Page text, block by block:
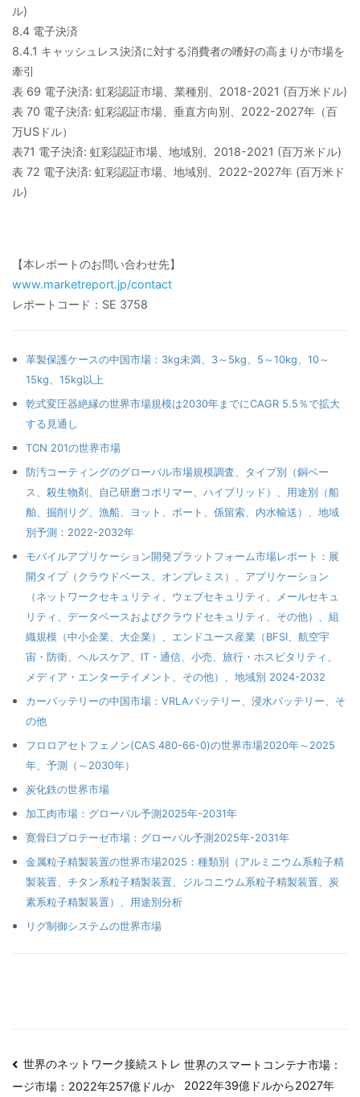
ル)
8.4 電子決済
8.4.1 キャッシュレス決済に対する消費者の嗜好の高まりが市場を
牽引
表 69 電子決済: 虹彩認証市場、業種別、2018-2021 (百万米ドル)
表 70 電子決済: 虹彩認証市場、垂直方向別、2022-2027年（百
万USドル）
表71 電子決済: 虹彩認証市場、地域別、2018-2021 (百万米ドル)
表 72 電子決済: 虹彩認証市場、地域別、2022-2027年 (百万米ド
ル)
【本レポートのお問い合わせ先】
www.marketreport.jp/contact
レポートコード：SE 3758
革製保護ケースの中国市場：3kg未満、3～5kg、5～10kg、10～
15kg、15kg以上
乾式変圧器絶縁の世界市場規模は2030年までにCAGR 5.5％で拡大
する見通し
TCN 201の世界市場
防汚コーティングのグローバル市場規模調査、タイプ別（銅ベー
ス、殺生物剤、自己研磨コポリマー、ハイブリッド）、用途別（船
舶、掘削リグ、漁船、ヨット、ボート、係留索、内水輸送）、地域
別予測：2022-2032年
モバイルアプリケーション開発プラットフォーム市場レポート：展
開タイプ（クラウドベース、オンプレミス）、アプリケーション
（ネットワークセキュリティ、ウェブセキュリティ、メールセキュ
リティ、データベースおよびクラウドセキュリティ、その他）、組
織規模（中小企業、大企業）、エンドユース産業（BFSI、航空宇
宙・防衛、ヘルスケア、IT・通信、小売、旅行・ホスピタリティ、
メディア・エンターテイメント、その他）、地域別 2024-2032
カーバッテリーの中国市場：VRLAバッテリー、浸水バッテリー、そ
の他
フロロアセトフェノン(CAS 480-66-0)の世界市場2020年～2025
年、予測（～2030年）
炭化鉄の世界市場
加工肉市場：グローバル予測2025年-2031年
寛骨臼プロテーゼ市場：グローバル予測2025年-2031年
金属粒子精製装置の世界市場2025：種類別（アルミニウム系粒子精
製装置、チタン系粒子精製装置、ジルコニウム系粒子精製装置、炭
素系粒子精製装置）、用途別分析
リグ制御システムの世界市場
投世界のネットワーク接続ストレ
ージ市場：2022年257億ドルか
世界のスマートコンテナ市場：
2022年39億ドルから2027年